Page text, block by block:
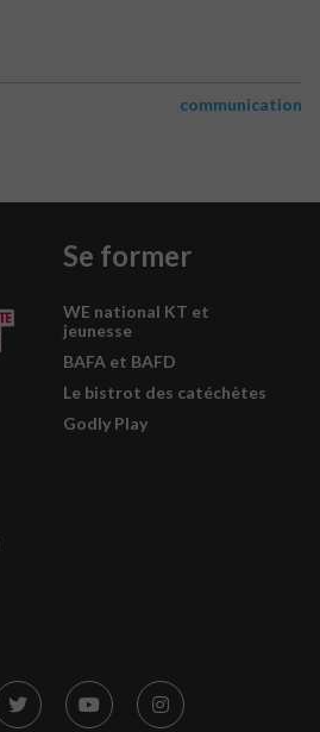
communication
Se former
WE national KT et
jeunesse
BAFA et BAFD
Le bistrot des catéchètes
Godly Play